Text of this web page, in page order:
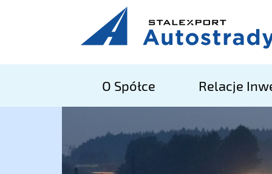
O Spółce Relacje